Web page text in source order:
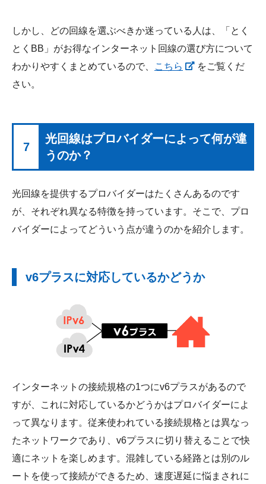
しかし、どの回線を選ぶべきか迷っている人は、「とく
とくBB」がお得なインターネット回線の選び方について
わかりやすくまとめているので、
こちら
をご覧くだ
さい。
7
光回線はプロバイダーによって何が違
うのか？
光回線を提供するプロバイダーはたくさんあるのです
が、それぞれ異なる特徴を持っています。そこで、プロ
バイダーによってどういう点が違うのかを紹介します。
v6プラスに対応しているかどうか
インターネットの接続規格の1つにv6プラスがあるので
すが、これに対応しているかどうかはプロバイダーによ
って異なります。従来使われている接続規格とは異なっ
たネットワークであり、v6プラスに切り替えることで快
適にネットを楽しめます。混雑している経路とは別のル
ートを使って接続ができるため、速度遅延に悩まされに